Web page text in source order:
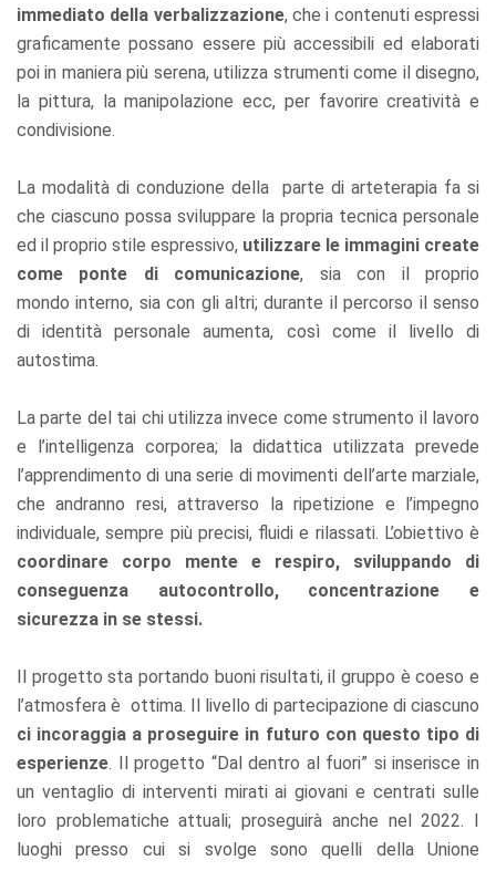
immediato della verbalizzazione, che i contenuti espressi
graficamente possano essere più accessibili ed elaborati
poi in maniera più serena, utilizza strumenti come il disegno,
la pittura, la manipolazione ecc, per favorire creatività e
condivisione.
La modalità di conduzione della parte di arteterapia fa si
che ciascuno possa sviluppare la propria tecnica personale
ed il proprio stile espressivo, utilizzare le immagini create
come ponte di comunicazione, sia con il proprio
mondo interno, sia con gli altri; durante il percorso il senso
di identità personale aumenta, così come il livello di
autostima.
La parte del tai chi utilizza invece come strumento il lavoro
e l’intelligenza corporea; la didattica utilizzata prevede
l’apprendimento di una serie di movimenti dell’arte marziale,
che andranno resi, attraverso la ripetizione e l’impegno
individuale, sempre più precisi, fluidi e rilassati. L’obiettivo è
coordinare corpo mente e respiro, sviluppando di
conseguenza autocontrollo, concentrazione e
sicurezza in se stessi.
Il progetto sta portando buoni risultati, il gruppo è coeso e
l’atmosfera è ottima. Il livello di partecipazione di ciascuno
ci incoraggia a proseguire in futuro con questo tipo di
esperienze. Il progetto “Dal dentro al fuori” si inserisce in
un ventaglio di interventi mirati ai giovani e centrati sulle
loro problematiche attuali; proseguirà anche nel 2022. I
luoghi presso cui si svolge sono quelli della Unione